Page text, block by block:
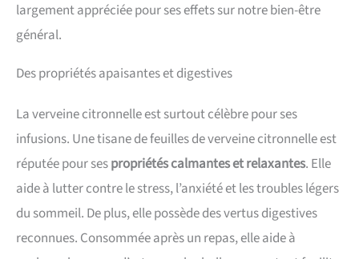
largement appréciée pour ses effets sur notre bien-être
général.
Des propriétés apaisantes et digestives
La verveine citronnelle est surtout célèbre pour ses
infusions. Une tisane de feuilles de verveine citronnelle est
réputée pour sespropriétés calmantes et relaxantes. Elle
aide à lutter contre le stress, l’anxiété et les troubles légers
du sommeil. De plus, elle possède des vertus digestives
reconnues. Consommée après un repas, elle aide à